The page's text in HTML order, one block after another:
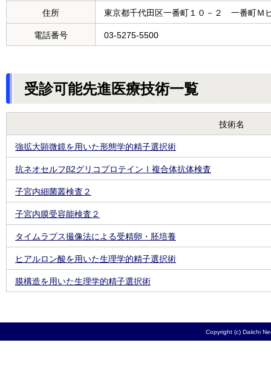
住所 東京都千代田区一番町１０－２ 一番町Ｍ
電話番号 03-5275-5500
受診可能先進医療技術一覧
技術名
強拡大顕微鏡を用いた形態学的精子選択術
抗ネオセルフβ2グリコプロテインⅠ複合体抗体検査
子宮内細菌叢検査２
子宮内膜受容能検査２
タイムラプス撮像法による受精卵・胚培養
ヒアルロン酸を用いた生理学的精子選択術
膜構造を用いた生理学的精子選択術
Copyright (c) Daiichi